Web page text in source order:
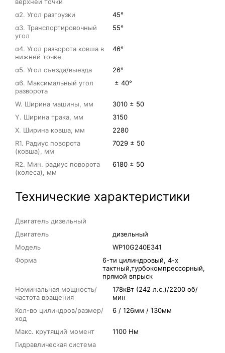
α2. Угол разгрузки
45°
α3. Транспортировочный
угол
55°
α4. Угол разворота ковша в
нижней точке
46°
α5. Угол съезда/выезда
26°
α6. Максимальный угол
разворота
± 40°
W. Ширина машины, мм
3010 ± 50
Y. Ширина трака, мм
3150
X. Ширина ковша, мм
2280
R1. Радиус поворота
(ковша), мм
7029 ± 50
R2. Мин. радиус поворота
(колеса), мм
6180 ± 50
Технические характеристики
Двигатель дизельный
Двигатель
дизельный
Модель
WP10G240E341
Форма
6-ти цилиндровый, 4-х
тактный,турбокомпрессорный,
прямой впрыск
Номинальная мощность/
частота вращения
178кВт (242 л.с.)/2200 об/
мин
Кол-во цилиндров/размер/
ход
6 / 126мм / 130мм
Макс. крутящий момент
1100 Нм
Гидравлическая система